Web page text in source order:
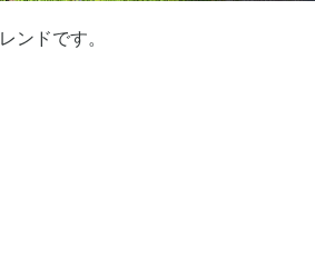
ンドです。